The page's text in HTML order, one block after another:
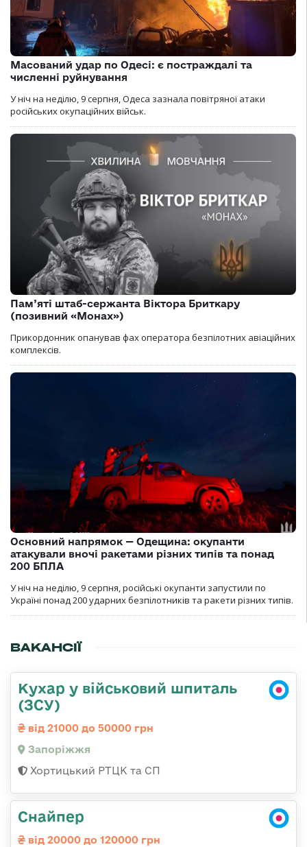
Масований удар по Одесі: є постраждалі та
численні руйнування
У ніч на неділю, 9 серпня, Одеса зазнала повітряної атаки
російських окупаційних військ.
Пам’яті штаб-сержанта Віктора Бриткару
(позивний «Монах»)
Прикордонник опанував фах оператора безпілотних авіаційних
комплексів.
Основний напрямок — Одещина: окупанти
атакували вночі ракетами різних типів та понад
200 БПЛА
У ніч на неділю, 9 серпня, російські окупанти запустили по
Україні понад 200 ударних безпілотників та ракети різних типів.
ВАКАНСІЇ
Кухар у військовий шпиталь
(ЗСУ)
від 21000 до 50000 грн
Запоріжжя
Хортицький РТЦК та СП
Снайпер
від 20000 до 120000 грн